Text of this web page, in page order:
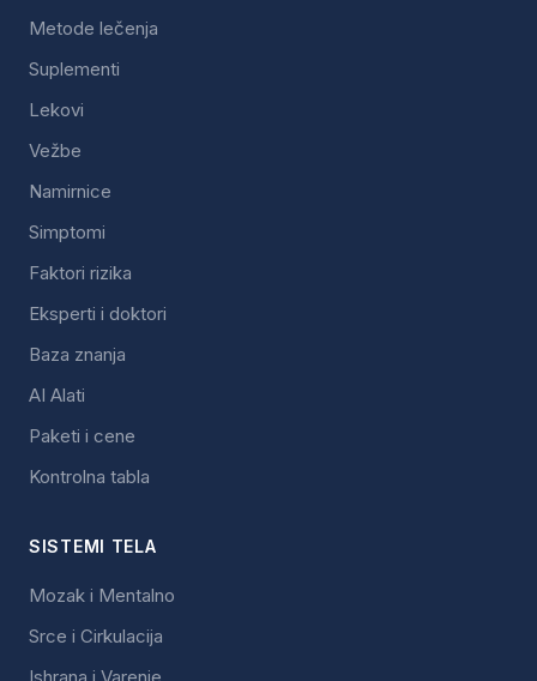
Metode lečenja
Suplementi
Lekovi
Vežbe
Namirnice
Simptomi
Faktori rizika
Eksperti i doktori
Baza znanja
AI Alati
Paketi i cene
Kontrolna tabla
SISTEMI TELA
Mozak i Mentalno
Srce i Cirkulacija